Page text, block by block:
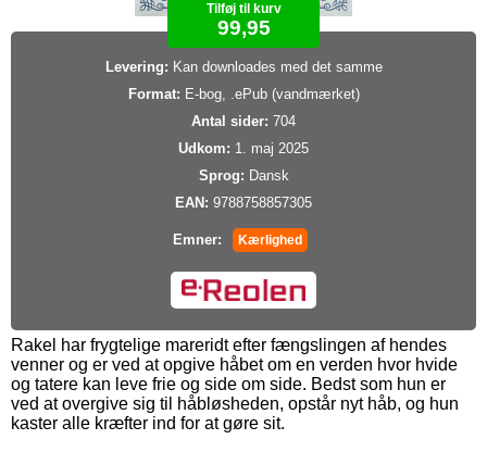
Tilføj til kurv
99,95
Levering: Kan downloades med det samme
Format: E-bog, .ePub (vandmærket)
Antal sider: 704
Udkom: 1. maj 2025
Sprog: Dansk
EAN: 9788758857305
Emner: Kærlighed
Rakel har frygtelige mareridt efter fængslingen af hendes
venner og er ved at opgive håbet om en verden hvor hvide
og tatere kan leve frie og side om side. Bedst som hun er
ved at overgive sig til håbløsheden, opstår nyt håb, og hun
kaster alle kræfter ind for at gøre sit.